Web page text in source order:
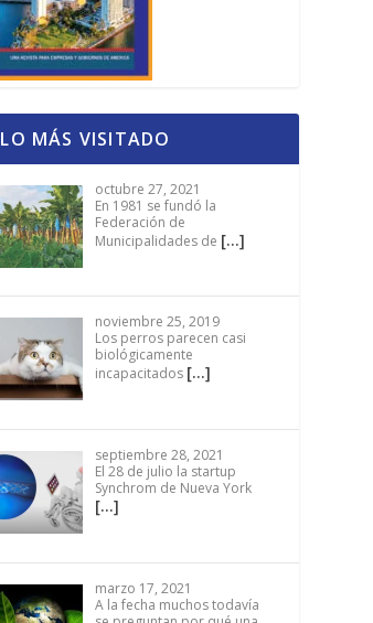
LO MÁS VISITADO
octubre 27, 2021
En 1981 se fundó la
Federación de
Municipalidades de […]
noviembre 25, 2019
Los perros parecen casi
biológicamente
incapacitados […]
septiembre 28, 2021
El 28 de julio la startup
Synchrom de Nueva York
[…]
marzo 17, 2021
A la fecha muchos todavía